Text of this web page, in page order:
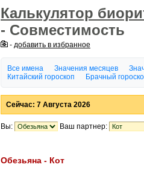
Калькулятор
- Совместимость
- добавить в избранное
Все имена Значения месяцев
Китайский гороскоп
Брачный
Сейчас: 7 Августа 2026
Вы: Ваш партнер:
Обезьяна - Кот